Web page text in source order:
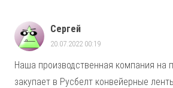
Сергей
20.07.2022 00:19
Наша производственная компания на
закупает в Русбелт конвейерные